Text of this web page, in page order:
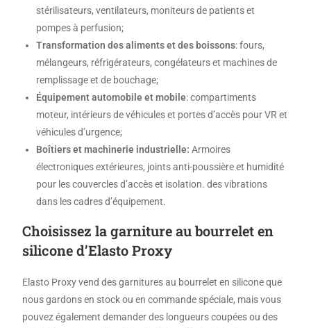
stérilisateurs, ventilateurs, moniteurs de patients et
pompes à perfusion;
Transformation des aliments et des boissons: fours,
mélangeurs, réfrigérateurs, congélateurs et machines de
remplissage et de bouchage;
Équipement automobile et mobile: compartiments
moteur, intérieurs de véhicules et portes d’accès pour VR et
véhicules d’urgence;
Boîtiers et machinerie industrielle:Armoires
électroniques extérieures, joints anti-poussière et humidité
pour les couvercles d’accès et isolation. des vibrations
dans les cadres d’équipement.
Choisissez la garniture au bourrelet en
silicone d’Elasto Proxy
Elasto Proxy vend des garnitures au bourrelet en silicone que
nous gardons en stock ou en commande spéciale, mais vous
pouvez également demander des longueurs coupées ou des